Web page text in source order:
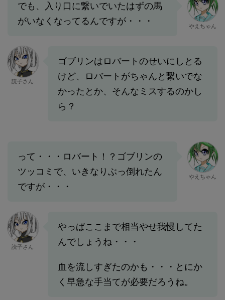
でも、入り口に繋いでいたはずの馬
がいなくなってるんですが・・・
やえちゃん
読子さん
ゴブリンはロバートのせいにしとる
けど、ロバートがちゃんと繋いでな
かったとか、そんなミスするのかし
ら？
って・・・ロバート！？ゴブリンの
ツッコミで、いきなりぶっ倒れたん
ですが・・・
やえちゃん
読子さん
やっぱここまで相当やせ我慢してた
んでしょうね・・・
血を流しすぎたのかも・・・とにか
く早急な手当てが必要だろうね。